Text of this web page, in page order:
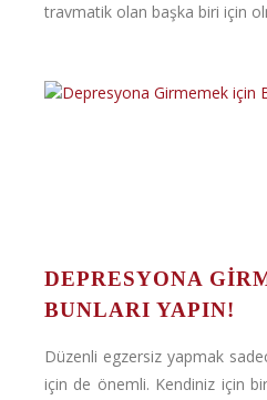
travmatik olan başka biri için
DEPRESYONA
BUNLARI YAPIN!
Düzenli egzersiz yapmak
için de önemli. Kendiniz için